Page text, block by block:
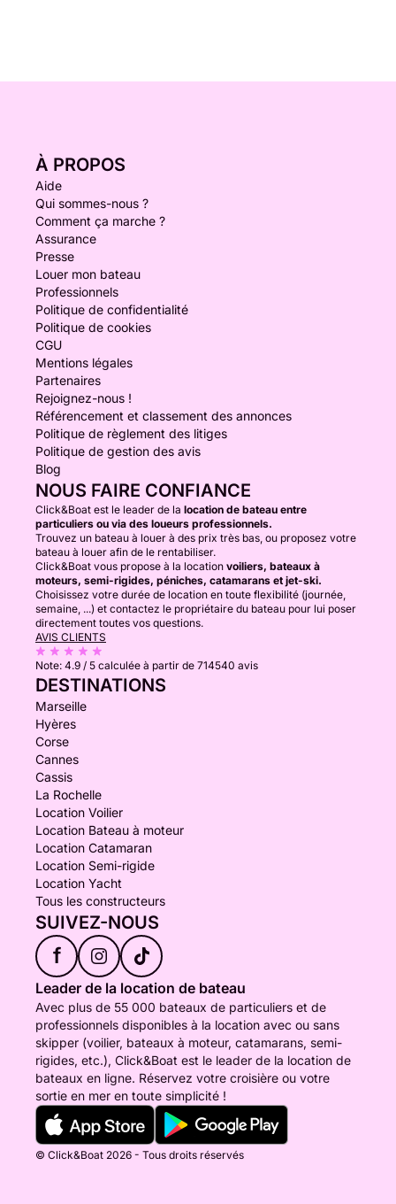
À PROPOS
Aide
Qui sommes-nous ?
Comment ça marche ?
Assurance
Presse
Louer mon bateau
Professionnels
Politique de confidentialité
Politique de cookies
CGU
Mentions légales
Partenaires
Rejoignez-nous !
Référencement et classement des annonces
Politique de règlement des litiges
Politique de gestion des avis
Blog
NOUS FAIRE CONFIANCE
Click&Boat est le leader de la location de bateau entre
particuliers ou via des loueurs professionnels.
Trouvez un bateau à louer à des prix très bas, ou proposez votre
bateau à louer afin de le rentabiliser.
Click&Boat vous propose à la location voiliers, bateaux à
moteurs, semi-rigides, péniches, catamarans et jet-ski.
Choisissez votre durée de location en toute flexibilité (journée,
semaine, ...) et contactez le propriétaire du bateau pour lui poser
directement toutes vos questions.
AVIS CLIENTS
Note: 4.9 / 5 calculée à partir de 714540 avis
DESTINATIONS
Marseille
Hyères
Corse
Cannes
Cassis
La Rochelle
Location Voilier
Location Bateau à moteur
Location Catamaran
Location Semi-rigide
Location Yacht
Tous les constructeurs
SUIVEZ-NOUS
f
Leader de la location de bateau
Avec plus de 55 000 bateaux de particuliers et de
professionnels disponibles à la location avec ou sans
skipper (voilier, bateaux à moteur, catamarans, semi-
rigides, etc.), Click&Boat est le leader de la location de
bateaux en ligne. Réservez votre croisière ou votre
sortie en mer en toute simplicité !
© Click&Boat 2026 - Tous droits réservés